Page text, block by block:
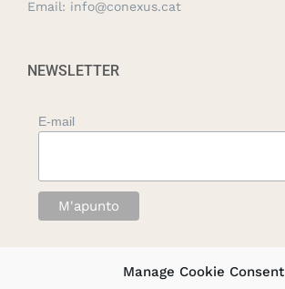
Manage Cookie Consent
Email: info@conexus.cat
NEWSLETTER
E-mail